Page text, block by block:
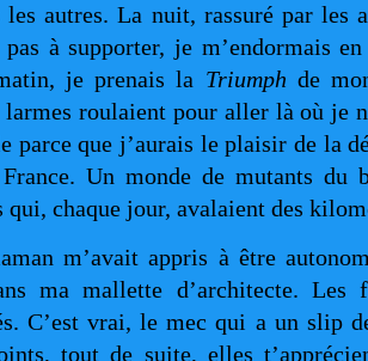
les autres. La nuit, rassuré par les
pas à supporter, je m’endormais
je prenais la Triumph de
roulaient pour aller là où je
parce que j’aurais le plaisir de la
Un monde de mutants du
qui, chaque jour, avalaient des
m’avait appris à être
ma mallette d’architecte. Les
C’est vrai, le mec qui a un slip
tout de suite, elles